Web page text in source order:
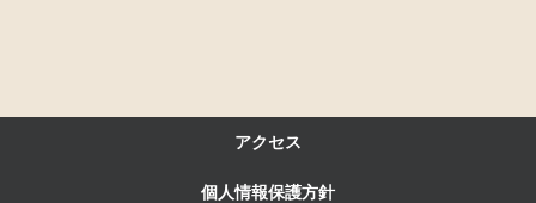
アクセス
個人情報保護方針